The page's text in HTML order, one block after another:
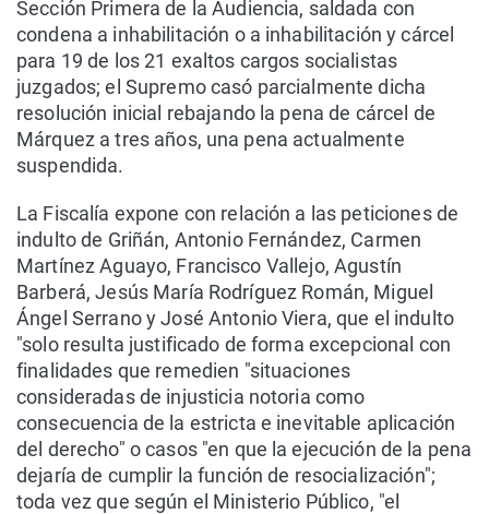
Sección Primera de la Audiencia, saldada con
condena a inhabilitación o a inhabilitación y cárcel
para 19 de los 21 exaltos cargos socialistas
juzgados; el Supremo casó parcialmente dicha
resolución inicial rebajando la pena de cárcel de
Márquez a tres años, una pena actualmente
suspendida.
La Fiscalía expone con relación a las peticiones de
indulto de Griñán, Antonio Fernández, Carmen
Martínez Aguayo, Francisco Vallejo, Agustín
Barberá, Jesús María Rodríguez Román, Miguel
Ángel Serrano y José Antonio Viera, que el indulto
"solo resulta justificado de forma excepcional con
finalidades que remedien "situaciones
consideradas de injusticia notoria como
consecuencia de la estricta e inevitable aplicación
del derecho" o casos "en que la ejecución de la pena
dejaría de cumplir la función de resocialización";
toda vez que según el Ministerio Público, "el